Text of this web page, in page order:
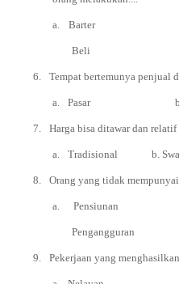
a. Barter b.
Beli
6. Tempat bertemunya penjual
a. Pasar b.
7. Harga bisa ditawar dan
a. Tradisional b.
8. Orang yang tidak
a. Pensiunan
Pengangguran
9. Pekerjaan yang